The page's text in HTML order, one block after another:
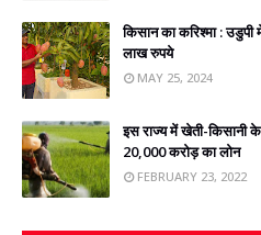
किसान का करिश्मा :
लाख रुपये
MAY 25, 2024
इस राज्‍य में खेती-
20,000 करोड़ का लोन
FEBRUARY 23, 2022